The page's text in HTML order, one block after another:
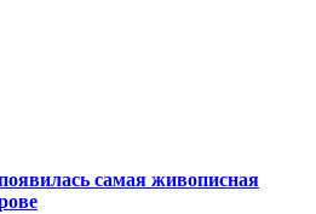
самая живописная